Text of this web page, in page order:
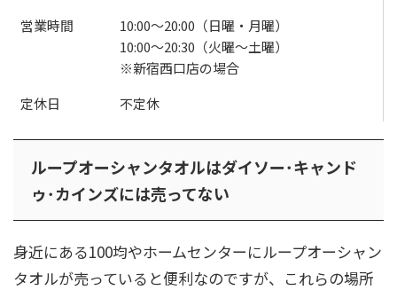
営業時間
10:00〜20:00（日曜・月曜）
10:00〜20:30（火曜～土曜）
※新宿西口店の場合
定休日
不定休
ループオーシャンタオルはダイソー･キャンド
ゥ･カインズには売ってない
身近にある100均やホームセンターにループオーシャン
タオルが売っていると便利なのですが、これらの場所